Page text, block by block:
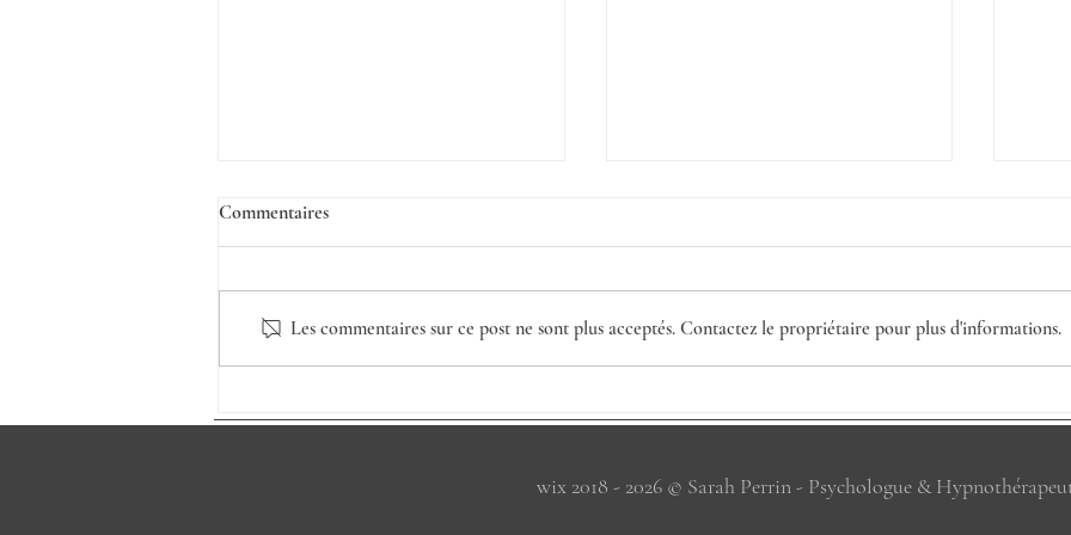
Se reconnecter à la joie
apprentissages
Commentaires
Les commentaires sur ce post ne sont plus acceptés. Contactez le propriétaire pour plus d'informations.
wix 2018 - 2026 © Sarah Perrin - Psychologue &